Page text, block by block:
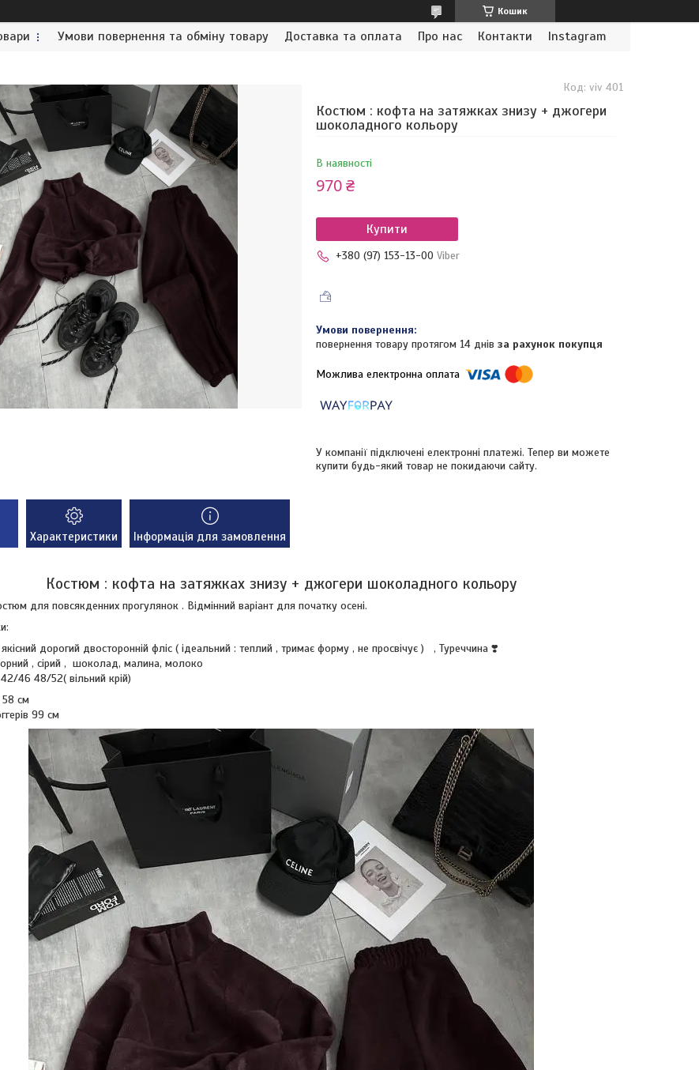
Кошик
Умови повернення та обміну товару Доставка та оплата Про нас Контакти Instagram
Костюм : кофта на затяжках знизу + джогери
шоколадного кольору
В наявності
Код:viv 401
970 ₴
Купити
+380 (97) 153-13-00 Viber
повернення товару протягом 14 днів за рахунок покупця
У компанії підключені електронні платежі. Тепер ви можете
купити будь-який товар не покидаючи сайту.
Характеристики Інформація для замовлення
Костюм : кофта на затяжках знизу + джогери шоколадного кольору
для повсякденних прогулянок . Відмінний варіант для початку осені.
дорогий двосторонній фліс ( ідеальний : теплий , тримає форму , не просвічує ) , Туреччина ❣️
, сірий , шоколад, малина, молоко
46 48/52( вільний крій)
см
99 см